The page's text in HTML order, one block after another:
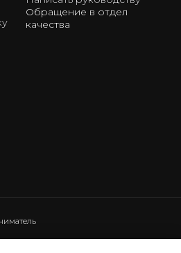
Обращение в отдел
качества